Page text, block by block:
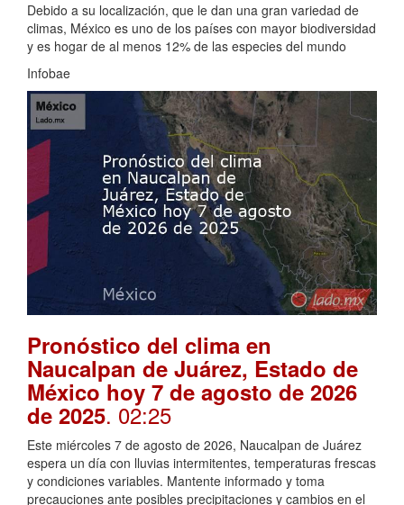
Debido a su localización, que le dan una gran variedad de
climas, México es uno de los países con mayor biodiversidad
y es hogar de al menos 12% de las especies del mundo
Infobae
Pronóstico del clima en
Naucalpan de Juárez, Estado de
México hoy 7 de agosto de 2026
de 2025. 02:25
Este miércoles 7 de agosto de 2026, Naucalpan de Juárez
espera un día con lluvias intermitentes, temperaturas frescas
y condiciones variables. Mantente informado y toma
precauciones ante posibles precipitaciones y cambios en el